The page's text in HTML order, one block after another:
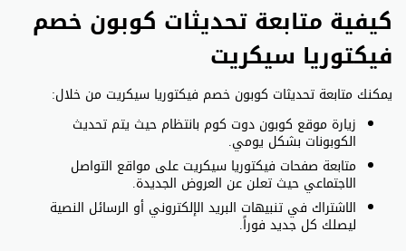
كيفية متابعة تحديثات كوبون خصم
فيكتوريا سيكريت
يمكنك متابعة تحديثات كوبون خصم فيكتوريا سيكريت من خلال:
زيارة موقع كوبون دوت كوم بانتظام حيث يتم تحديث
الكوبونات بشكل يومي.
متابعة صفحات فيكتوريا سيكريت على مواقع التواصل
الاجتماعي حيث تعلن عن العروض الجديدة.
الاشتراك في تنبيهات البريد الإلكتروني أو الرسائل النصية
ليصلك كل جديد فوراً.